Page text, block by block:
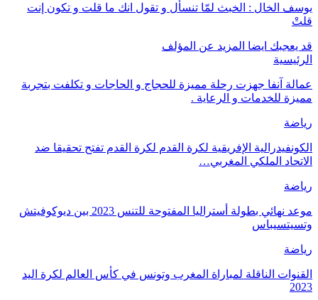
يوسف الخال : الخبث لمّا تنسأل و تقول انك ما قلت و تكون إنت
قلتْ
قد يعجبك ايضا المزيد عن المؤلف
الرئيسية
عمالة آنفا جهزت رحلة مميزة للحجاج و الحاجات و تكلفت بتجربة
مميزة للخدمات و الرعاية .
رياضة
الكونفيدرالية الإفريقية لكرة القدم لكرة القدم تفتح تحقيقا ضد
الاتحاد الملكي المغربي…
رياضة
موعد نهائي بطولة أستراليا المفتوحة للتنس 2023 بين ديوكوفيتش
وتسيتسيباس
رياضة
القنوات الناقلة لمباراة المغرب وتونس في كأس العالم لكرة اليد
2023